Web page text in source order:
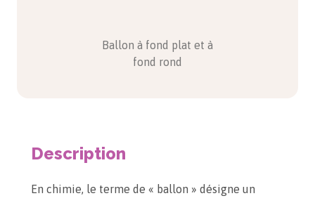
Ballon à fond plat et à
fond rond
Description
En chimie, le terme de « ballon » désigne un